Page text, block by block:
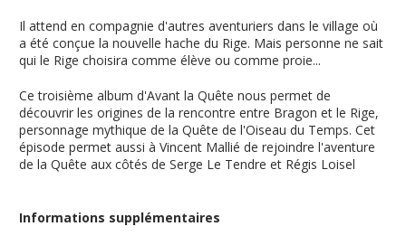
Il attend en compagnie d'autres aventuriers dans le village où
a été conçue la nouvelle hache du Rige. Mais personne ne sait
qui le Rige choisira comme élève ou comme proie...
Ce troisième album d'Avant la Quête nous permet de
découvrir les origines de la rencontre entre Bragon et le Rige,
personnage mythique de la Quête de l'Oiseau du Temps. Cet
épisode permet aussi à Vincent Mallié de rejoindre l'aventure
de la Quête aux côtés de Serge Le Tendre et Régis Loisel
Informations supplémentaires